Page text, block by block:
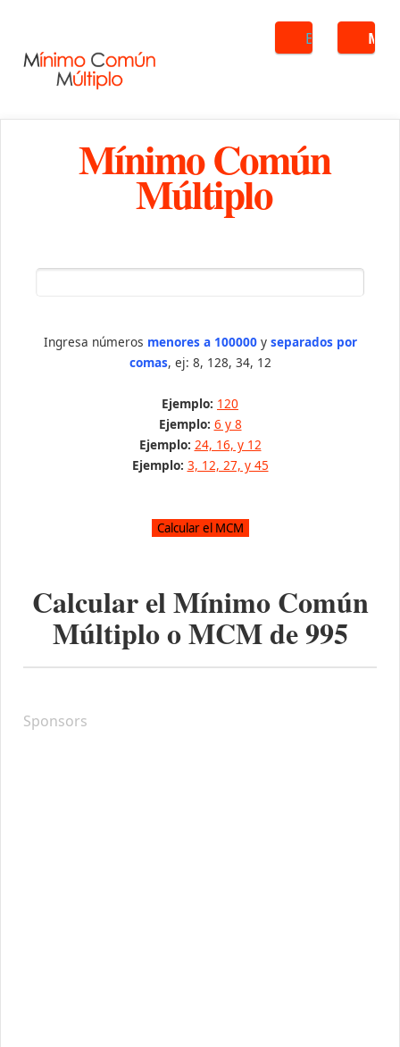
Buscar
Mínimo Común
Múltiplo
Ingresa números menores a 100000y separados por
comas, ej: 8, 128, 34, 12
Ejemplo: 120
Ejemplo: 6 y 8
Ejemplo: 24, 16, y 12
Ejemplo: 3, 12, 27, y 45
Calcular el Mínimo Común
Múltiplo o MCM de995
Sponsors